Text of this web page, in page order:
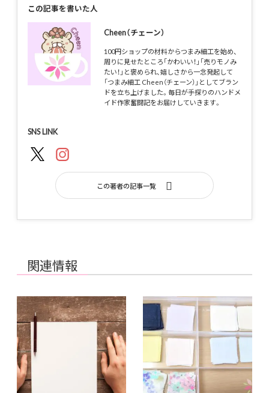
この記事を書いた人
Cheen（チェーン）
100円ショップの材料からつまみ細工を始め、
周りに見せたところ「かわいい！」「売りモノみ
たい！」と褒められ、嬉しさから一念発起して
「つまみ細工 Cheen（チェーン）」としてブラン
ドを立ち上げました。毎日が手探りのハンドメ
イド作家奮闘記をお届けしていきます。
SNS LINK
この著者の記事一覧
関連情報